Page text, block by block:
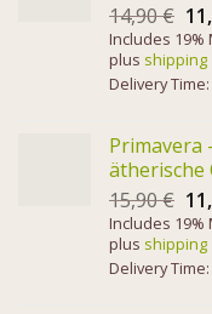
14,90€
Includes 19%
plus shipping
Delivery
Primavera
ätherische
15,90€
Includes 19%
plus shipping
Delivery